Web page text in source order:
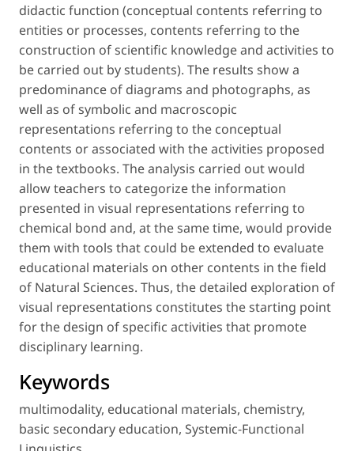
didactic function (conceptual contents referring to
entities or processes, contents referring to the
construction of scientific knowledge and activities to
be carried out by students). The results show a
predominance of diagrams and photographs, as
well as of symbolic and macroscopic
representations referring to the conceptual
contents or associated with the activities proposed
in the textbooks. The analysis carried out would
allow teachers to categorize the information
presented in visual representations referring to
chemical bond and, at the same time, would provide
them with tools that could be extended to evaluate
educational materials on other contents in the field
of Natural Sciences. Thus, the detailed exploration of
visual representations constitutes the starting point
for the design of specific activities that promote
disciplinary learning.
Keywords
multimodality, educational materials, chemistry,
basic secondary education, Systemic-Functional